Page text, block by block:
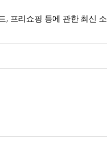
, 프리쇼핑 등에 관한 최신